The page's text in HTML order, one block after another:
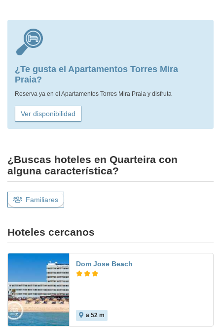
¿Te gusta el Apartamentos Torres Mira
Praia?
Reserva ya en el Apartamentos Torres Mira Praia y disfruta
Ver disponibilidad
¿Buscas hoteles en Quarteira con
alguna característica?
Familiares
Hoteles cercanos
Dom Jose Beach
a 52 m